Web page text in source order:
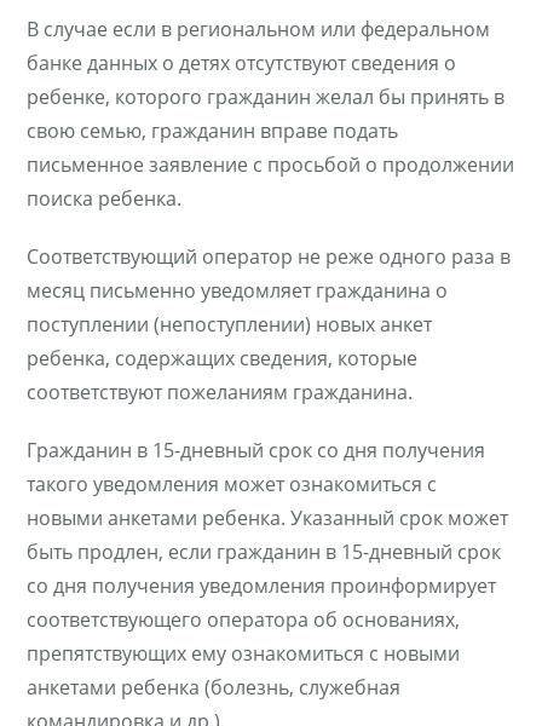
В случае если в региональном или федеральном
банке данных о детях отсутствуют сведения о
ребенке, которого гражданин желал бы принять в
свою семью, гражданин вправе подать
письменное заявление с просьбой о продолжении
поиска ребенка.
Соответствующий оператор не реже одного раза в
месяц письменно уведомляет гражданина о
поступлении (непоступлении) новых анкет
ребенка, содержащих сведения, которые
соответствуют пожеланиям гражданина.
Гражданин в 15-дневный срок со дня получения
такого уведомления может ознакомиться с
новыми анкетами ребенка. Указанный срок может
быть продлен, если гражданин в 15-дневный срок
со дня получения уведомления проинформирует
соответствующего оператора об основаниях,
препятствующих ему ознакомиться с новыми
анкетами ребенка (болезнь, служебная